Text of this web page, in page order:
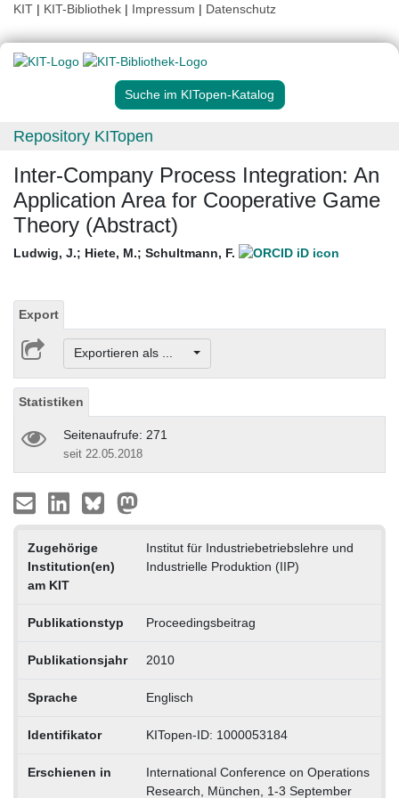
KIT | KIT-Bibliothek | Impressum | Datenschutz
Suche im KITopen-Katalog
Repository KITopen
Inter-Company Process Integration: An
Application Area for Cooperative Game
Theory (Abstract)
Ludwig, J.; Hiete, M.; Schultmann, F.
Export
Exportieren als ...
Statistiken
Seitenaufrufe: 271
seit 22.05.2018
Zugehörige
Institution(en)
am KIT
Institut für Industriebetriebslehre und
Industrielle Produktion (IIP)
Publikationstyp Proceedingsbeitrag
Publikationsjahr 2010
Sprache Englisch
Identifikator KITopen-ID: 1000053184
Erschienen in
International Conference on Operations
Research, München, 1-3 September